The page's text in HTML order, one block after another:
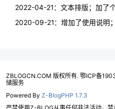
2022-04-21：文本排版；加了
2020-09-21：增加了使用说明；
ZBLOGCN.COM 版权所有. 鄂ICP备
储服务
Powered By Z-BlogPHP 1.7.3